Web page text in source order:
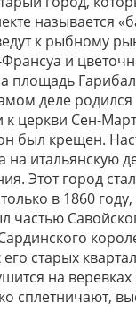
называется
к рыбному
и
площадь
деле родился
к церкви Сен-
был крещен.
на итальянскую
Этот город стал
в 1860 году,
частью
его старых
на
сплетничают,